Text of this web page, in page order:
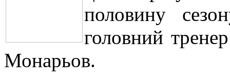
половину
головний
Монарьов.